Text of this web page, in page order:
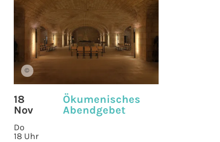
©
18
Nov
Do
18 Uhr
Ökumenisches
Abendgebet